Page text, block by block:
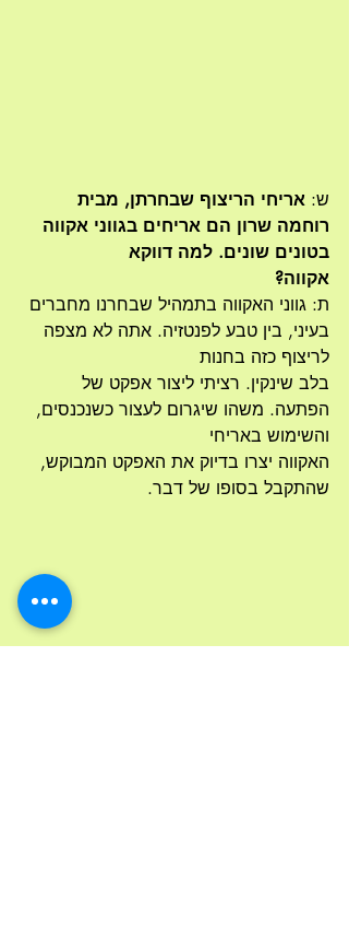
ש: אריחי הריצוף שבחרתן, מבית
רוחמה שרון הם אריחים בגווני אקווה
בטונים שונים. למה דווקא
אקווה?
ת: גווני האקווה בתמהיל שבחרנו מחברים
בעיני, בין טבע לפנטזיה. אתה לא מצפה
לריצוף כזה בחנות
בלב שינקין. רציתי ליצור אפקט של
הפתעה. משהו שיגרום לעצור כשנכנסים,
והשימוש באריחי
האקווה יצרו בדיוק את האפקט המבוקש,
שהתקבל בסופו של דבר.